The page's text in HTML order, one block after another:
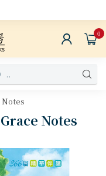
0
Notes
Grace Notes